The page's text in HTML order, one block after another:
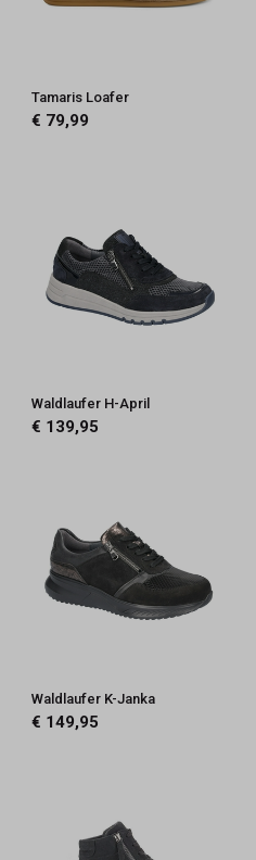
Tamaris Loafer
€ 79,99
Waldlaufer H-April
€ 139,95
Waldlaufer K-Janka
€ 149,95